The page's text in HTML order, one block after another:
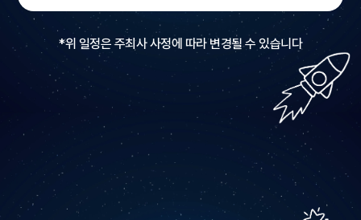
*위 일정은 주최사 사정에 따라 변경될 수 있습니다